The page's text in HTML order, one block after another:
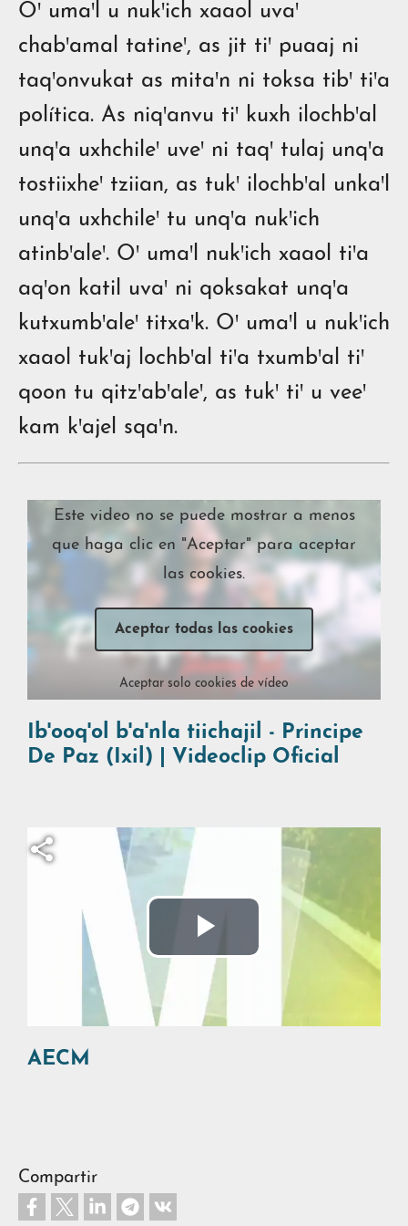
Oꞌ umaꞌl u nukꞌich xaaol uvaꞌ
chabꞌamal tatineꞌ, as jit tiꞌ puaaj ni
taqꞌonvukat as mitaꞌn ni toksa tibꞌ tiꞌa
política. As niqꞌanvu tiꞌ kuxh ilochbꞌal
unqꞌa uxhchileꞌ uveꞌ ni taqꞌ tulaj unqꞌa
tostiixheꞌ tziian, as tukꞌ ilochbꞌal unkaꞌl
unqꞌa uxhchileꞌ tu unqꞌa nukꞌich
atinbꞌaleꞌ. Oꞌ umaꞌl nukꞌich xaaol tiꞌa
aqꞌon katil uvaꞌ ni qoksakat unqꞌa
kutxumbꞌaleꞌ titxaꞌk. Oꞌ umaꞌl u nukꞌich
xaaol tukꞌaj lochbꞌal tiꞌa txumbꞌal tiꞌ
qoon tu qitzꞌabꞌaleꞌ, as tukꞌ tiꞌ u veeꞌ
kam kꞌajel sqaꞌn.
Este video no se puede mostrar a menos
que haga clic en "Aceptar" para aceptar
las cookies.
Aceptar todas las cookies
Aceptar solo cookies de vídeo
Ib'ooq'ol b'a'nla tiichajil - Principe
De Paz (Ixil) | Videoclip Oficial
Archivo de vídeo
Reproducir
Vídeo
AECM
Compartir